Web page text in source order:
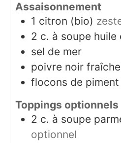
Assaisonnement
1 citron (bio)
2 c. à soupe huile
sel de mer
poivre noir
flocons de
Toppings optionnels
2 c. à soupe
optionnel